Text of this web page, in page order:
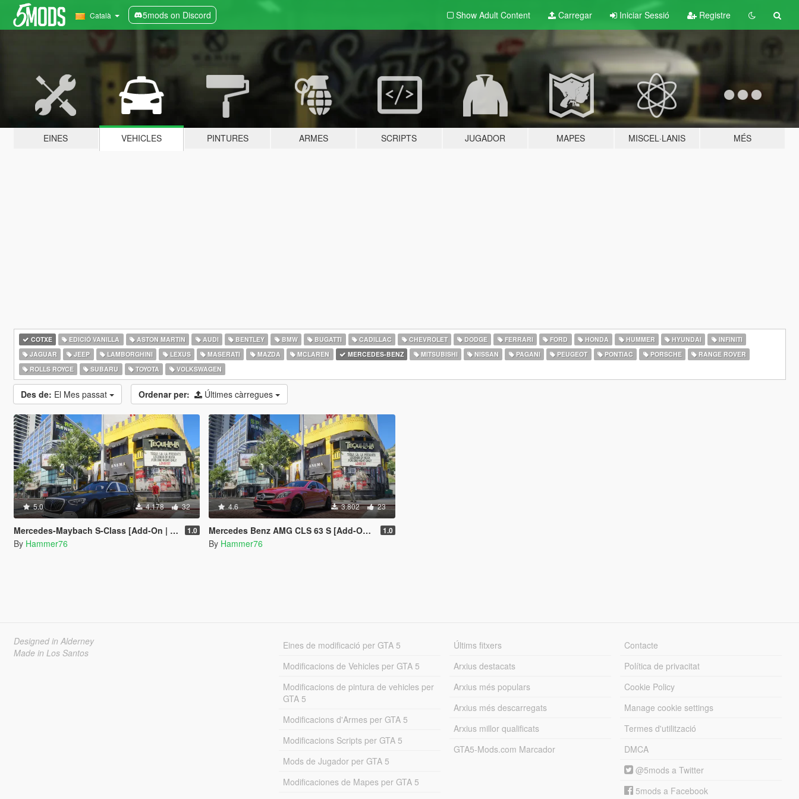
Català 5mods on Discord Show Adult Content Carregar Iniciar Sessió Registre
EINES VEHICLES PINTURES ARMES SCRIPTS JUGADOR MAPES MISCEL·LANIS MÉS
COTXE EDICIÓ VANILLA ASTON MARTIN AUDI BENTLEY BMW BUGATTI CADILLAC CHEVROLET DODGE FERRARI FORD HONDA HUMMER HYUNDAI
INFINITI
JAGUAR
JEEP LAMBORGHINI LEXUS MASERATI MAZDA MCLAREN MERCEDES-BENZ MITSUBISHI NISSAN PAGANI PEUGEOT PONTIAC PORSCHE
RANGE ROVER
ROLLS ROYCE
SUBARU TOYOTA VOLKSWAGEN
Des de: El Mes passat Ordenar per: Últimes càrregues
5.0 4.178 32
Mercedes-Maybach S-Class [Add-On | Legacy | Enhanced] 1.0
By Hammer76
4.6 3.802 23
Mercedes Benz AMG CLS 63 S [Add-On | Legacy | Enhanced] 1.0
By Hammer76
Designed in Alderney
Made in Los Santos
Eines de modificació per GTA 5
Modificacions de Vehicles per GTA 5
Modificacions de pintura de vehicles per
GTA 5
Modificacions d'Armes per GTA 5
Modificacions Scripts per GTA 5
Mods de Jugador per GTA 5
Modificaciones de Mapes per GTA 5
Últims fitxers
Arxius destacats
Arxius més populars
Arxius més descarregats
Arxius millor qualificats
GTA5-Mods.com Marcador
Contacte
Política de privacitat
Cookie Policy
Manage cookie settings
Termes d'utilització
DMCA
@5mods a Twitter
5mods a Facebook